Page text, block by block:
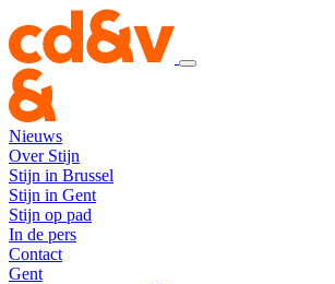
Nieuws
Over Stijn
Stijn in Brussel
Stijn in Gent
Stijn op pad
In de pers
Contact
Gent